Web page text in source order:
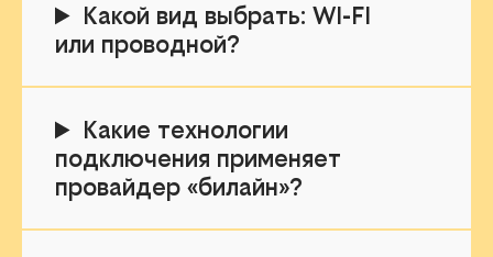
Какой вид выбрать: WI-FI
или проводной?
Какие технологии
подключения применяет
провайдер «билайн»?